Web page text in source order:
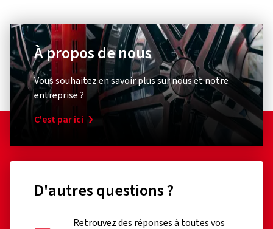
À propos de nous
Vous souhaitez en savoir plus sur nous et notre
entreprise ?
C'est par ici
D'autres questions ?
Retrouvez des réponses à toutes vos